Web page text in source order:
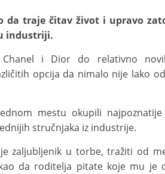
da traje čitav život i upravo
industriji.
i Dior do relativno
opcija da nimalo nije lako
mestu okupili najpoznatije
stručnjaka iz industrije.
zaljubljenik u torbe, tražiti od
da roditelja pitate koje mu je